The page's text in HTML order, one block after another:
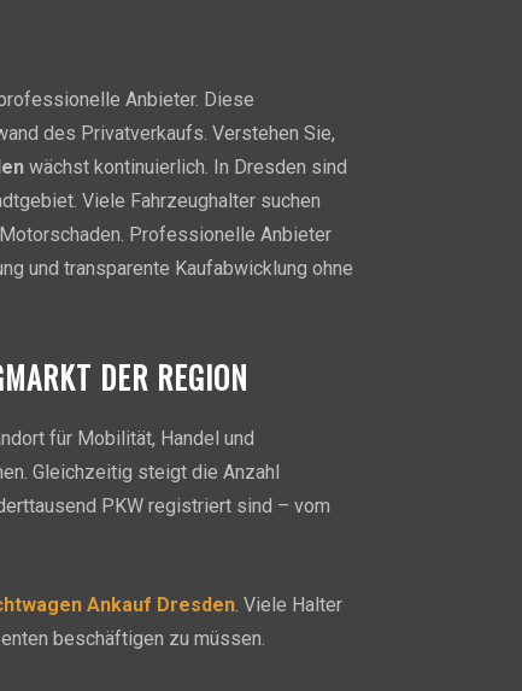
Anbieter. Diese
des Privatverkaufs. Verstehen Sie,
wächst kontinuierlich. In Dresden sind
Viele Fahrzeughalter suchen
Professionelle Anbieter
und transparente Kaufabwicklung ohne
DER REGION
für Mobilität, Handel und
Gleichzeitig steigt die Anzahl
PKW registriert sind – vom
Ankauf Dresden. Viele Halter
beschäftigen zu müssen.